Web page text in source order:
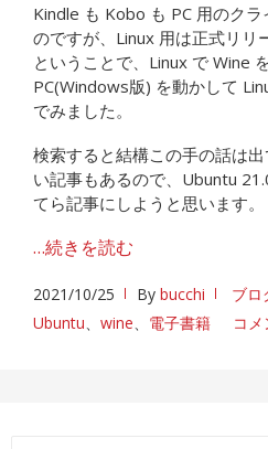
Kindle も Kobo も PC 用のク
のですが、Linux 用は正式リリ
ということで、Linux で Wine
PC(Windows版) を動かして
でみました。
検索すると結構この手の話は
い記事もあるので、Ubuntu
てら記事にしようと思います。
…続きを読む
2021/10/25 By bucchi ブロ
Ubuntu、 wine、 電子書籍 コ